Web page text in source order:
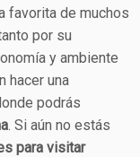
favorita de muchos
por su
y ambiente
hacer una
podrás
. Si aún no estás
para visitar